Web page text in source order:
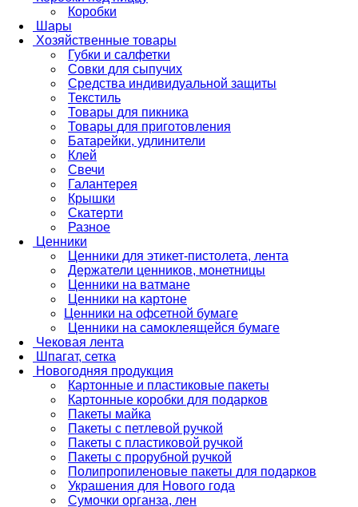
Коробки
Шары
Хозяйственные товары
Губки и салфетки
Совки для сыпучих
Средства индивидуальной защиты
Текстиль
Товары для пикника
Товары для приготовления
Батарейки, удлинители
Клей
Свечи
Галантерея
Крышки
Скатерти
Разное
Ценники
Ценники для этикет-пистолета, лента
Держатели ценников, монетницы
Ценники на ватмане
Ценники на картоне
Ценники на офсетной бумаге
Ценники на самоклеящейся бумаге
Чековая лента
Шпагат, сетка
Новогодняя продукция
Картонные и пластиковые пакеты
Картонные коробки для подарков
Пакеты майка
Пакеты с петлевой ручкой
Пакеты с пластиковой ручкой
Пакеты с прорубной ручкой
Полипропиленовые пакеты для подарков
Украшения для Нового года
Сумочки органза, лен